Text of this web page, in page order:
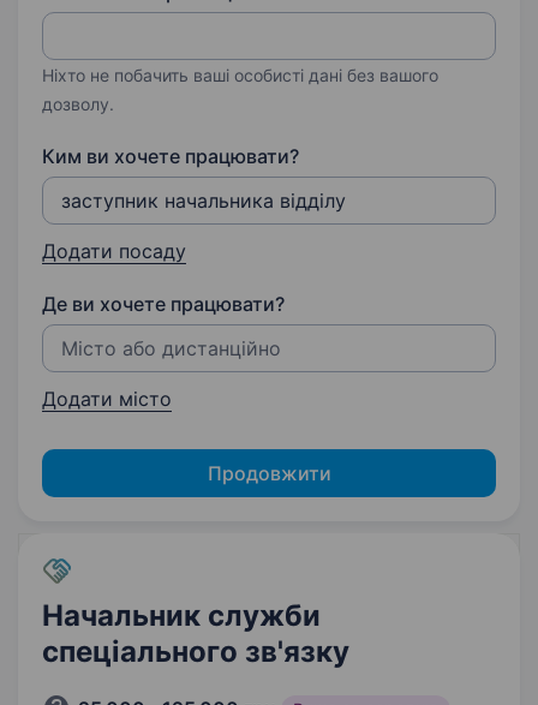
Ніхто не побачить ваші особисті дані без вашого
дозволу.
Ким ви хочете працювати?
Додати посаду
Де ви хочете працювати?
Додати місто
Продовжити
Начальник служби
спеціального зв'язку